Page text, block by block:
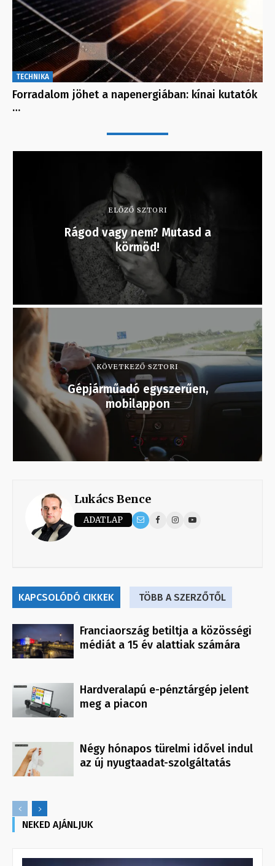
TECHNIKA
Forradalom jöhet a napenergiában: kínai kutatók
…
ELŐZŐ SZTORI
Rágod vagy nem? Mutasd a
körmöd!
KÖVETKEZŐ SZTORI
Gépjárműadó egyszerűen,
mobilappon
Lukács Bence
ADATLAP
KAPCSOLÓDÓ CIKKEK TÖBB A SZERZŐTŐL
Franciaország betiltja a közösségi
médiát a 15 év alattiak számára
Hardveralapú e-pénztárgép jelent
meg a piacon
Négy hónapos türelmi idővel indul
az új nyugtaadat-szolgáltatás
NEKED AJÁNLJUK